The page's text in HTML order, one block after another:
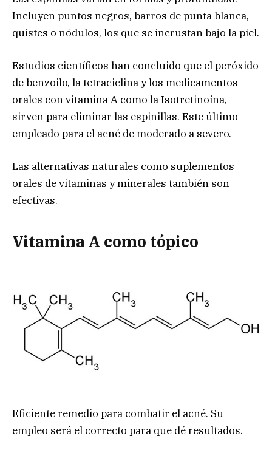
Incluyen puntos negros, barros de punta blanca,
quistes o nódulos, los que se incrustan bajo la piel.
Estudios científicos han concluido que el peróxido
de benzoilo, la tetraciclina y los medicamentos
orales con vitamina A como la Isotretinoína,
sirven para eliminar las espinillas. Este último
empleado para el acné de moderado a severo.
Las alternativas naturales como suplementos
orales de vitaminas y minerales también son
efectivas.
Vitamina A como tópico
Eficiente remedio para combatir el acné. Su
empleo será el correcto para que dé resultados.